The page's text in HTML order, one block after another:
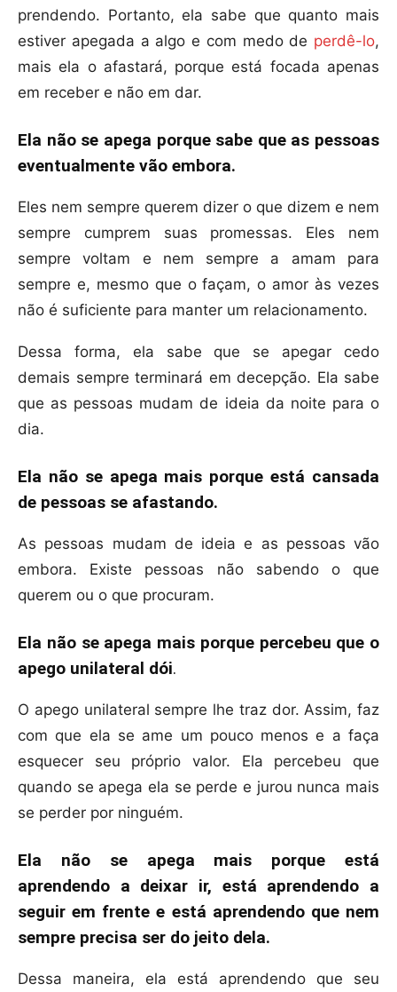
prendendo. Portanto, ela sabe que quanto mais
estiver apegada a algo e com medo de perdê-lo,
mais ela o afastará, porque está focada apenas
em receber e não em dar.
Ela não se apega porque sabe que as pessoas
eventualmente vão embora.
Eles nem sempre querem dizer o que dizem e nem
sempre cumprem suas promessas. Eles nem
sempre voltam e nem sempre a amam para
sempre e, mesmo que o façam, o amor às vezes
não é suficiente para manter um relacionamento.
Dessa forma, ela sabe que se apegar cedo
demais sempre terminará em decepção. Ela sabe
que as pessoas mudam de ideia da noite para o
dia.
Ela não se apega mais porque está cansada
de pessoas se afastando.
As pessoas mudam de ideia e as pessoas vão
embora. Existe pessoas não sabendo o que
querem ou o que procuram.
Ela não se apega mais porque percebeu que o
apego unilateral dói.
O apego unilateral sempre lhe traz dor. Assim, faz
com que ela se ame um pouco menos e a faça
esquecer seu próprio valor. Ela percebeu que
quando se apega ela se perde e jurou nunca mais
se perder por ninguém.
Ela não se apega mais porque está
aprendendo a deixar ir, está aprendendo a
seguir em frente e está aprendendo que nem
sempre precisa ser do jeito dela.
Dessa maneira, ela está aprendendo que seu